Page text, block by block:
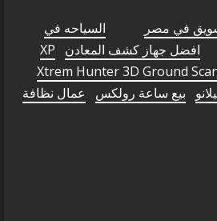
في مصر
السياحه في
افضل جهاز كشف المعادن
XP
Xtrem Hunter 3D Ground
بيع ساعة رولكس عمال نظافة